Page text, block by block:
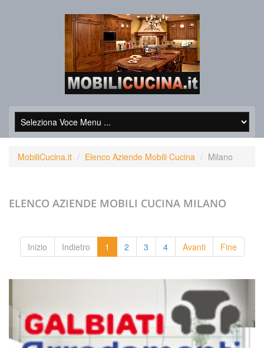
MobiliCucina.it Elenco Aziende Mobili Cucina Milano
ELENCO AZIENDE MOBILI CUCINA MILANO
Inizio Indietro 1 2 3 4 Avanti Fine